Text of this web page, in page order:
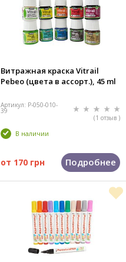
Витражная краска Vitrail
Pebeo (цвета в ассорт.), 45 ml
Артикул: P-050-010-
39
(1 отзыв )
В наличии
от 170 грн Подробнее